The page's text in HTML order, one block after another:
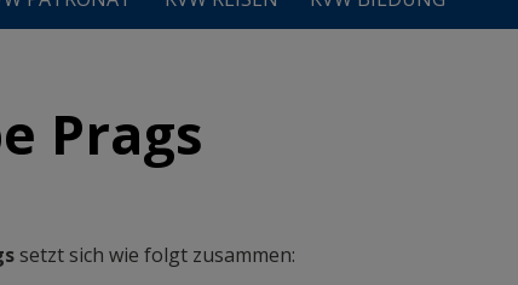
Prags
setzt sich wie folgt zusammen: